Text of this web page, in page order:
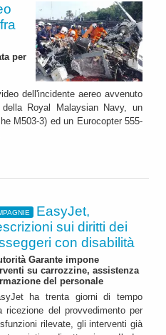
per
dell'incidente aereo avvenuto
Royal Malaysian Navy, un
M503-3) ed un Eurocopter 555-
EasyJet,
sui diritti dei
con disabilità
Garante impone
su carrozzine, assistenza
del personale
ha trenta giorni di tempo
ricezione del provvedimento per
rilevate, gli interventi già